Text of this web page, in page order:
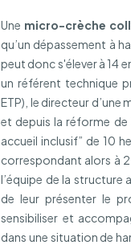
Une micro-crèche
qu’un dépassement à
peut donc s'élever à 14
un référent technique
ETP), le directeur d’une
et depuis la réforme de
accueil inclusif” de 10
correspondant alors à
l’équipe de la structure
de leur présenter le
sensibiliser et
dans une situation de